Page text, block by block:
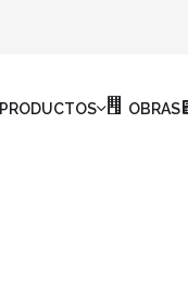
PRODUCTOS OBRAS